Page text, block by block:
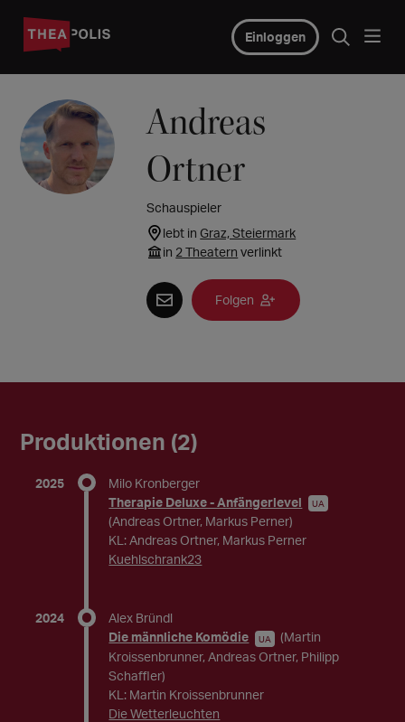
Einloggen
Andreas
Ortner
Schauspieler
lebt inGraz, Steiermark
in 2 Theatern verlinkt
Folgen
Produktionen (2)
2025
Milo Kronberger
Therapie Deluxe - Anfängerlevel
UA
(Andreas Ortner, Markus Perner)
KL: Andreas Ortner, Markus Perner
Kuehlschrank23
2024
Alex Bründl
Die männliche Komödie
UA
(Martin
Kroissenbrunner, Andreas Ortner, Philipp
Schaffler)
KL: Martin Kroissenbrunner
Die Wetterleuchten